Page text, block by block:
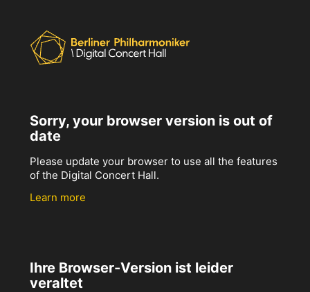
Sorry, your browser version is out of
date
Please update your browser to use all the features
of the Digital Concert Hall.
Learn more
Ihre Browser-Version ist leider
veraltet